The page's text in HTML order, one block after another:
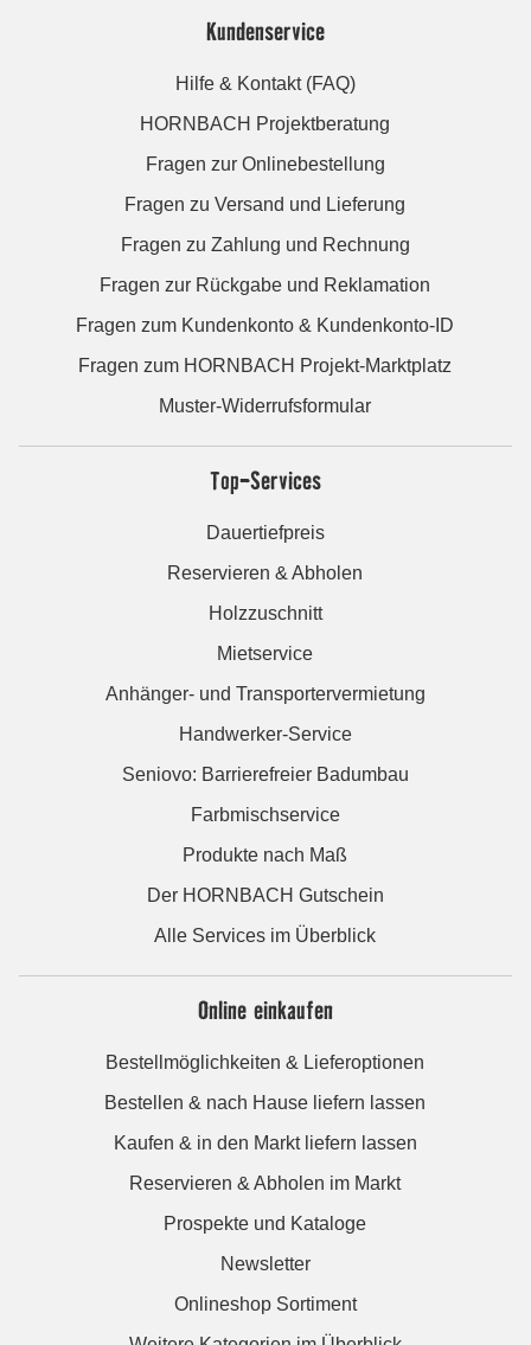
Kundenservice
Hilfe & Kontakt (FAQ)
HORNBACH Projektberatung
Fragen zur Onlinebestellung
Fragen zu Versand und Lieferung
Fragen zu Zahlung und Rechnung
Fragen zur Rückgabe und Reklamation
Fragen zum Kundenkonto & Kundenkonto-ID
Fragen zum HORNBACH Projekt-Marktplatz
Muster-Widerrufsformular
Top-Services
Dauertiefpreis
Reservieren & Abholen
Holzzuschnitt
Mietservice
Anhänger- und Transportervermietung
Handwerker-Service
Seniovo: Barrierefreier Badumbau
Farbmischservice
Produkte nach Maß
Der HORNBACH Gutschein
Alle Services im Überblick
Online einkaufen
Bestellmöglichkeiten & Lieferoptionen
Bestellen & nach Hause liefern lassen
Kaufen & in den Markt liefern lassen
Reservieren & Abholen im Markt
Prospekte und Kataloge
Newsletter
Onlineshop Sortiment